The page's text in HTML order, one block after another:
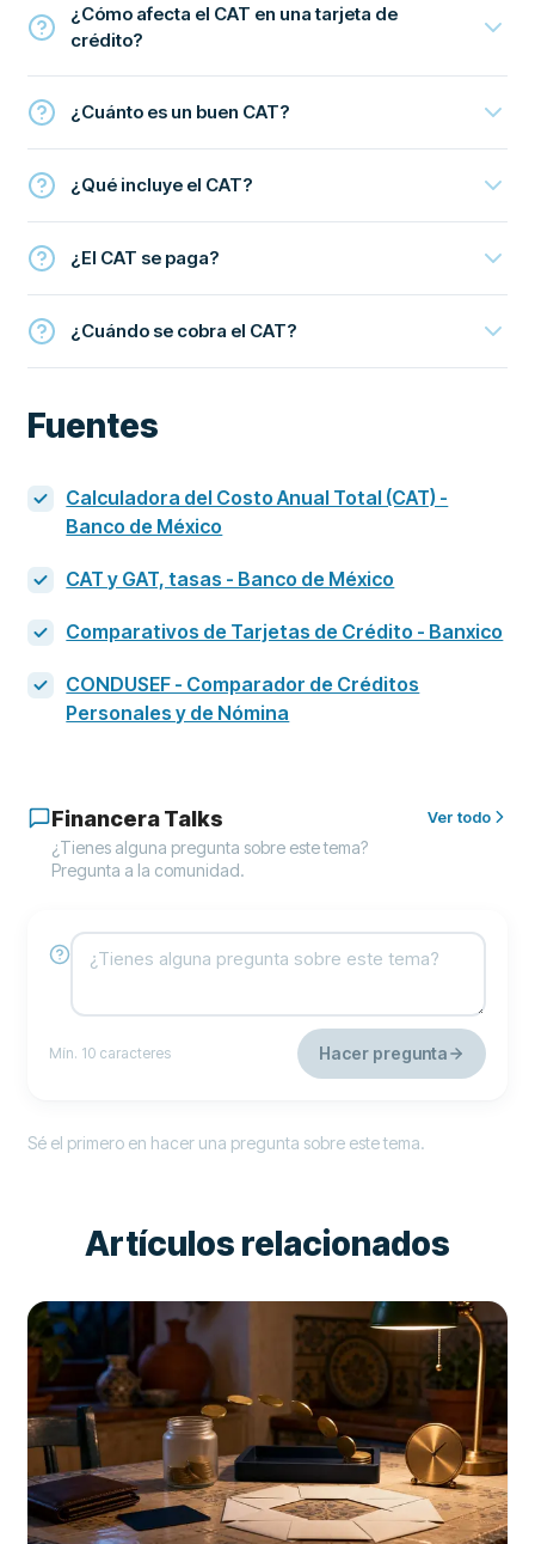
¿Cómo afecta el CAT en una tarjeta de
crédito?
¿Cuánto es un buen CAT?
¿Qué incluye el CAT?
¿El CAT se paga?
¿Cuándo se cobra el CAT?
Fuentes
Calculadora del Costo Anual Total (CAT) -
Banco de México
CAT y GAT, tasas - Banco de México
Comparativos de Tarjetas de Crédito - Banxico
CONDUSEF - Comparador de Créditos
Personales y de Nómina
Financera Talks
¿Tienes alguna pregunta sobre este tema?
Pregunta a la comunidad.
Ver todo
Mín. 10 caracteres Hacer pregunta
Sé el primero en hacer una pregunta sobre este tema.
Artículos relacionados